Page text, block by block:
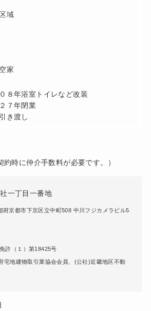
域
家
８年浴室トイレなど改装
７年閉業
き渡し
時に仲介手数料が必要です。）
一丁目一番地
府京都市下京区立中町508 中川フジカメラビル5
許（１）第18425号
宅地建物取引業協会会員、(公社)近畿地区不動